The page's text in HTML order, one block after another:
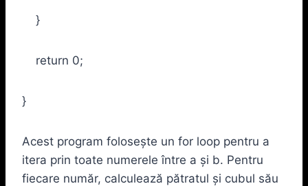
}
return 0;
}
Acest program folosește un for loop pentru a
itera prin toate numerele între a și b. Pentru
fiecare număr, calculează pătratul și cubul său